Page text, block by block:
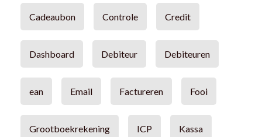
Cadeaubon Controle Credit
Dashboard Debiteur Debiteuren
ean Email Factureren Fooi
Grootboekrekening ICP Kassa